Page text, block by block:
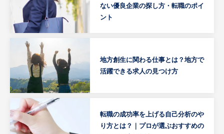
ない優良企業の探し方・転職のポイ
ント
地方創生に関わる仕事とは？地方で
活躍できる求人の見つけ方
転職の成功率を上げる自己分析のや
り方とは？｜プロが選ぶおすすめの